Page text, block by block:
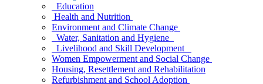
Education
Health and Nutrition
Environment and Climate Change
Water, Sanitation and Hygiene
Livelihood and Skill Development
Women Empowerment and Social Change
Housing, Resettlement and Rehabilitation
Refurbishment and School Adoption